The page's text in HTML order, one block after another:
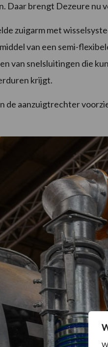
Daar brengt Dezeure nu
zuigarm met
van een semi-
van snelsluitingen die
krijgt.
de aanzuigtrechter